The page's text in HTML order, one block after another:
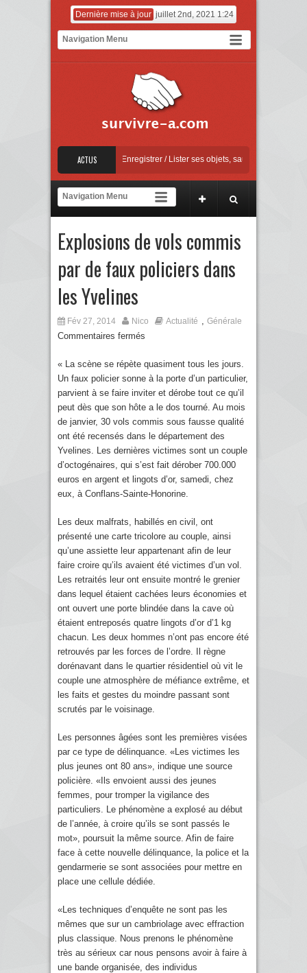
Dernière mise à jour juillet 2nd, 2021 1:24
ACTUS
Enregistrer / Lister ses objets, sauvegarder ses factures
la sextorsion : Say No! – A campaign against online sexual coercion and
Explosions de vols commis
par de faux policiers dans
les Yvelines
Fév 27, 2014 Nico Actualité , Générale
Commentaires fermés
« La scène se répète quasiment tous les jours.
Un faux policier sonne à la porte d’un particulier,
parvient à se faire inviter et dérobe tout ce qu’il
peut dès que son hôte a le dos tourné. Au mois
de janvier, 30 vols commis sous fausse qualité
ont été recensés dans le département des
Yvelines. Les dernières victimes sont un couple
d’octogénaires, qui s’est fait dérober 700.000
euros en argent et lingots d’or, samedi, chez
eux, à Conflans-Sainte-Honorine.
Les deux malfrats, habillés en civil, ont
présenté une carte tricolore au couple, ainsi
qu’une assiette leur appartenant afin de leur
faire croire qu’ils avaient été victimes d’un vol.
Les retraités leur ont ensuite montré le grenier
dans lequel étaient cachées leurs économies et
ont ouvert une porte blindée dans la cave où
étaient entreposés quatre lingots d’or d’1 kg
chacun. Les deux hommes n’ont pas encore été
retrouvés par les forces de l’ordre. Il règne
dorénavant dans le quartier résidentiel où vit le
couple une atmosphère de méfiance extrême, et
les faits et gestes du moindre passant sont
scrutés par le voisinage.
Les personnes âgées sont les premières visées
par ce type de délinquance. «Les victimes les
plus jeunes ont 80 ans», indique une source
policière. «Ils envoient aussi des jeunes
femmes, pour tromper la vigilance des
particuliers. Le phénomène a explosé au début
de l’année, à croire qu’ils se sont passés le
mot», poursuit la même source. Afin de faire
face à cette nouvelle délinquance, la police et la
gendarmerie se sont associées pour mettre en
place une cellule dédiée.
«Les techniques d’enquête ne sont pas les
mêmes que sur un cambriolage avec effraction
plus classique. Nous prenons le phénomène
très au sérieux car nous pensons avoir à faire à
une bande organisée, des individus